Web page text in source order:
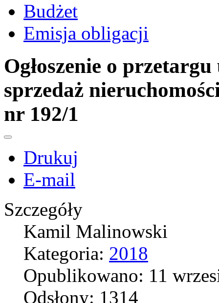
Budżet
Emisja obligacji
Ogłoszenie o
sprzedaż
nr 192/1
Drukuj
E-mail
Szczegóły
Kamil Malinowski
Kategoria: 2018
Opublikowano: 11
Odsłony: 1314